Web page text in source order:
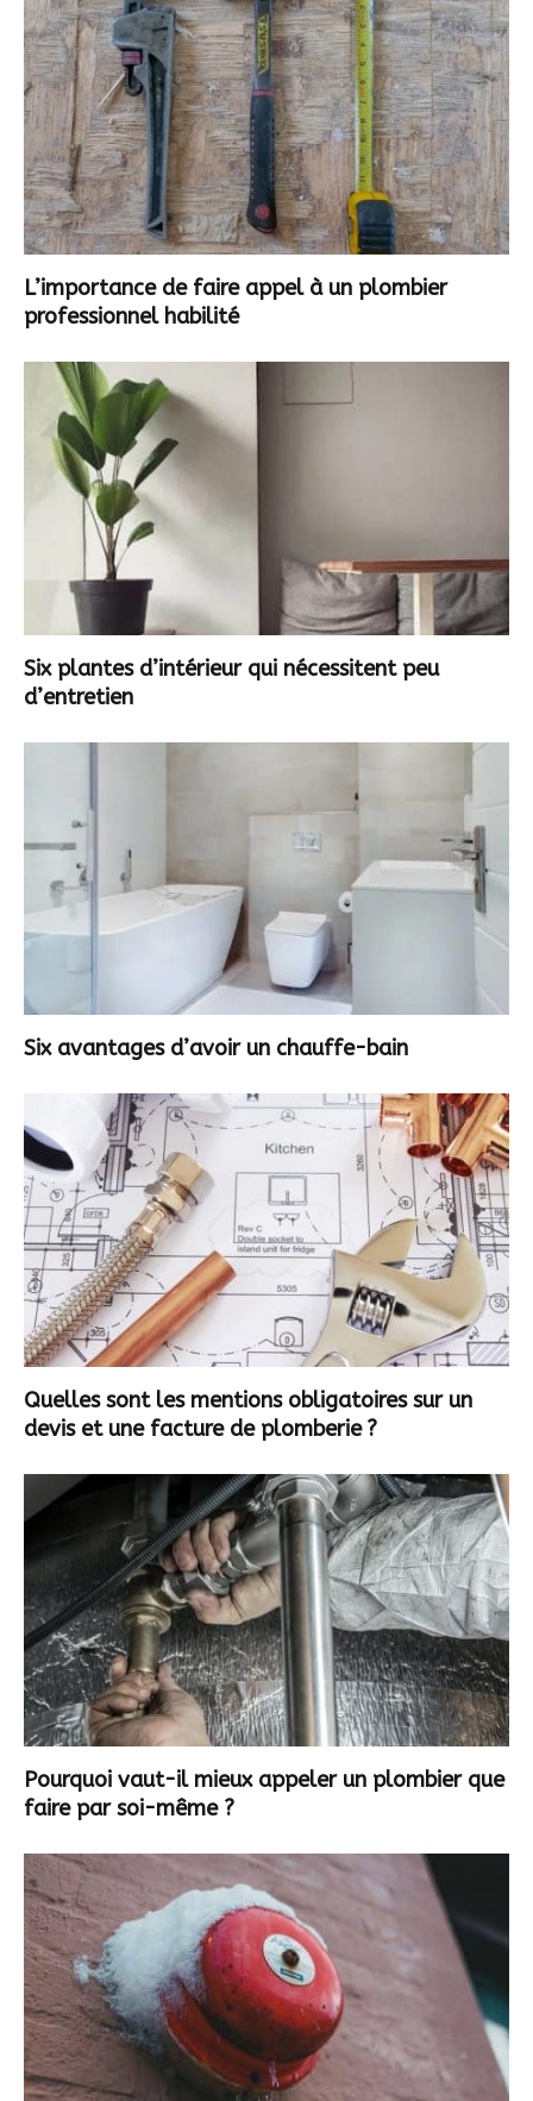
L’importance de faire appel à un plombier
professionnel habilité
Six plantes d’intérieur qui nécessitent peu
d’entretien
Six avantages d’avoir un chauffe-bain
Quelles sont les mentions obligatoires sur un
devis et une facture de plomberie ?
Pourquoi vaut-il mieux appeler un plombier que
faire par soi-même ?